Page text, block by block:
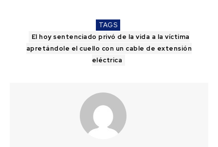
TAGS
El hoy sentenciado privó de la vida a la víctima
apretándole el cuello con un cable de extensión
eléctrica